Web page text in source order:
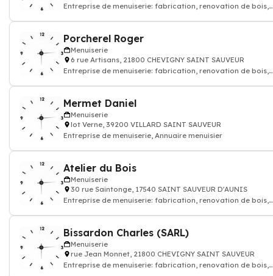
Entreprise de menuiserie: fabrication, renovation de bois,
Porcherel Roger
Menuiserie
6 rue Artisans, 21800 CHEVIGNY SAINT SAUVEUR
Entreprise de menuiserie: fabrication, renovation de bois,
Mermet Daniel
Menuiserie
lot Verne, 39200 VILLARD SAINT SAUVEUR
Entreprise de menuiserie, Annuaire menuisier
Atelier du Bois
Menuiserie
30 rue Saintonge, 17540 SAINT SAUVEUR D'AUNIS
Entreprise de menuiserie: fabrication, renovation de bois,
Bissardon Charles (SARL)
Menuiserie
rue Jean Monnet, 21800 CHEVIGNY SAINT SAUVEUR
Entreprise de menuiserie: fabrication, renovation de bois,